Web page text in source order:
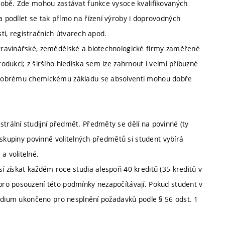
Zde mohou zastávat funkce vysoce kvalifikovaných
se tak přímo na řízení výroby i doprovodných
registračních útvarech apod.
zemědělské a biotechnologické firmy zaměřené
z širšího hlediska sem lze zahrnout i velmi příbuzné
chemickému základu se absolventi mohou dobře
studijní předmět. Předměty se dělí na povinné (ty
povinně volitelných předmětů si student vybírá
volitelné.
každém roce studia alespoň 40 kreditů (35 kreditů v
posouzení této podmínky nezapočítávají. Pokud student v
ukončeno pro nesplnění požadavků podle § 56 odst. 1